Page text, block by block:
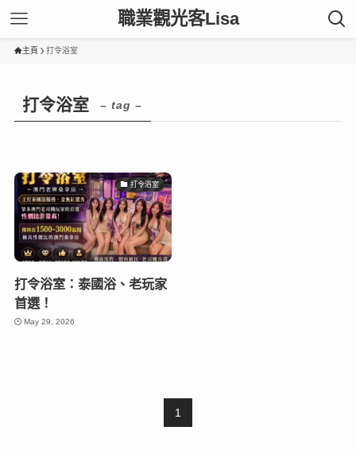
職業觀光客Lisa
主頁 打令浴室
打令浴室 – tag –
打令浴室
打令浴室：泰國浴、老玩家
首選！
May 29, 2026
1